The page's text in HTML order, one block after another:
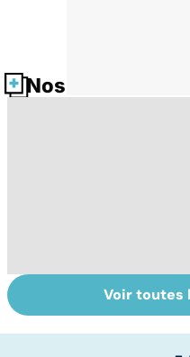
Nos fiches santé
Tout savoir sur
les infections
Voir toutes